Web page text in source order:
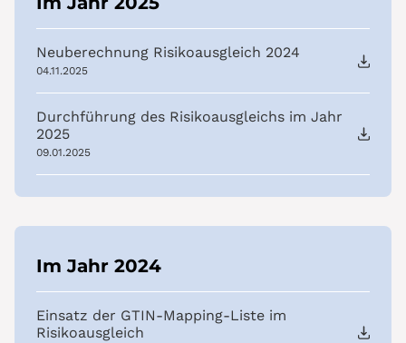
Neuberechnung Risikoausgleich 2024
04.11.2025
Durchführung des Risikoausgleichs im Jahr
2025
09.01.2025
Im Jahr 2024
Einsatz der GTIN-Mapping-Liste im
Risikoausgleich